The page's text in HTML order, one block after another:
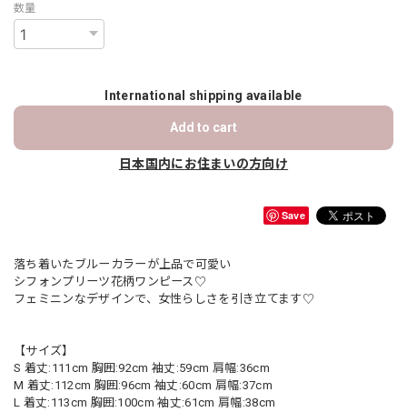
数量
International shipping available
Add to cart
日本国内にお住まいの方向け
Save
落ち着いたブルーカラーが上品で可愛い
シフォンプリーツ花柄ワンピース♡
フェミニンなデザインで、女性らしさを引き立てます♡
【サイズ】
S 着丈:111cm 胸囲:92cm 袖丈:59cm 肩幅:36cm
M 着丈:112cm 胸囲:96cm 袖丈:60cm 肩幅:37cm
L 着丈:113cm 胸囲:100cm 袖丈:61cm 肩幅:38cm